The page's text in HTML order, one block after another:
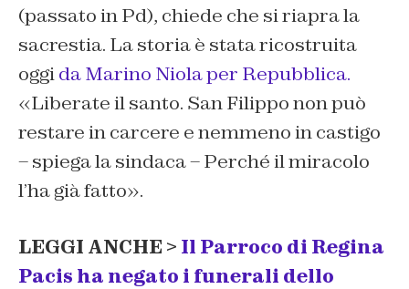
(passato in Pd), chiede che si riapra la
sacrestia. La storia è stata ricostruita
oggida Marino Niola per Repubblica.
«Liberate il santo. San Filippo non può
restare in carcere e nemmeno in castigo
– spiega la sindaca – Perché il miracolo
l’ha già fatto».
LEGGI ANCHE > Il Parroco di Regina
Pacis ha negato i funerali dello